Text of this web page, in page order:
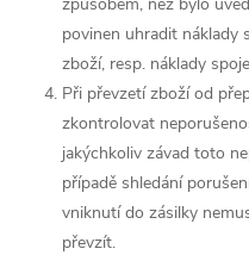
povinen uhradit náklady
zboží, resp. náklady
Při převzetí zboží od
zkontrolovat
jakýchkoliv závad toto
případě shledání
vniknutí do zásilky
převzít.